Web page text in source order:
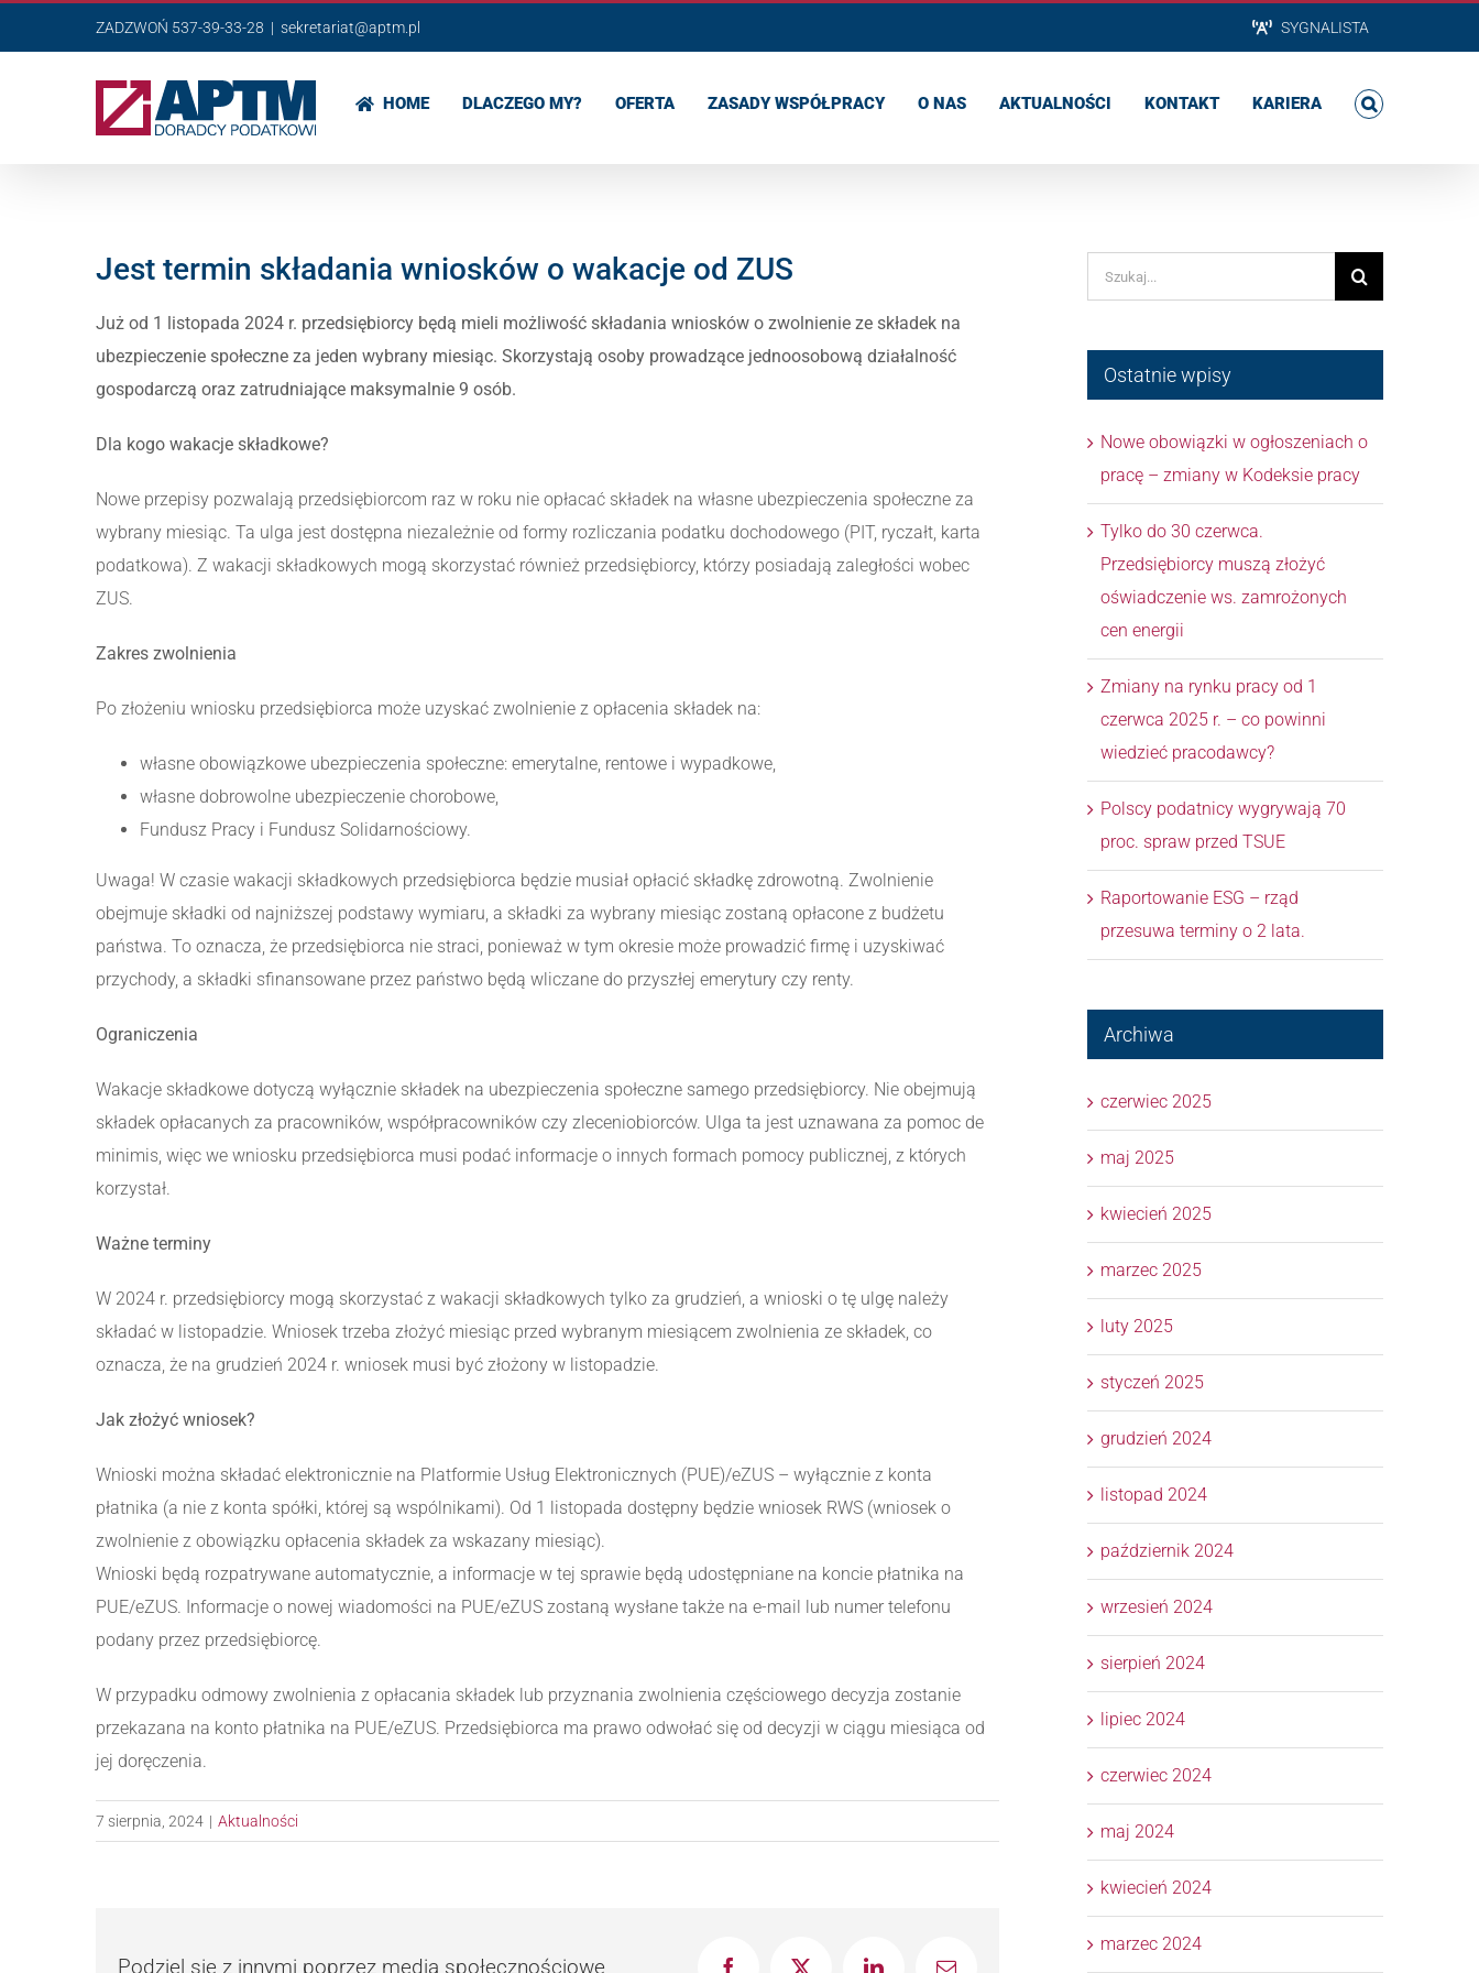
do
ZADZWOŃ 537-39-33-28 | sekretariat@aptm.pl SYGNALISTA
HOME DLACZEGO MY? OFERTA ZASADY WSPÓŁPRACY O NAS AKTUALNOŚCI KONTAKT KARIERA
Jest termin składania wniosków o wakacje od ZUS
Już od 1 listopada 2024 r. przedsiębiorcy będą mieli możliwość składania wniosków o zwolnienie ze składek na
ubezpieczenie społeczne za jeden wybrany miesiąc. Skorzystają osoby prowadzące jednoosobową działalność
gospodarczą oraz zatrudniające maksymalnie 9 osób.
Dla kogo wakacje składkowe?
Nowe przepisy pozwalają przedsiębiorcom raz w roku nie opłacać składek na własne ubezpieczenia społeczne za
wybrany miesiąc. Ta ulga jest dostępna niezależnie od formy rozliczania podatku dochodowego (PIT, ryczałt, karta
podatkowa). Z wakacji składkowych mogą skorzystać również przedsiębiorcy, którzy posiadają zaległości wobec
ZUS.
Zakres zwolnienia
Po złożeniu wniosku przedsiębiorca może uzyskać zwolnienie z opłacenia składek na:
własne obowiązkowe ubezpieczenia społeczne: emerytalne, rentowe i wypadkowe,
własne dobrowolne ubezpieczenie chorobowe,
Fundusz Pracy i Fundusz Solidarnościowy.
Uwaga! W czasie wakacji składkowych przedsiębiorca będzie musiał opłacić składkę zdrowotną. Zwolnienie
obejmuje składki od najniższej podstawy wymiaru, a składki za wybrany miesiąc zostaną opłacone z budżetu
państwa. To oznacza, że przedsiębiorca nie straci, ponieważ w tym okresie może prowadzić firmę i uzyskiwać
przychody, a składki sfinansowane przez państwo będą wliczane do przyszłej emerytury czy renty.
Ograniczenia
Wakacje składkowe dotyczą wyłącznie składek na ubezpieczenia społeczne samego przedsiębiorcy. Nie obejmują
składek opłacanych za pracowników, współpracowników czy zleceniobiorców. Ulga ta jest uznawana za pomoc de
minimis, więc we wniosku przedsiębiorca musi podać informacje o innych formach pomocy publicznej, z których
korzystał.
Ważne terminy
W 2024 r. przedsiębiorcy mogą skorzystać z wakacji składkowych tylko za grudzień, a wnioski o tę ulgę należy
składać w listopadzie. Wniosek trzeba złożyć miesiąc przed wybranym miesiącem zwolnienia ze składek, co
oznacza, że na grudzień 2024 r. wniosek musi być złożony w listopadzie.
Jak złożyć wniosek?
Wnioski można składać elektronicznie na Platformie Usług Elektronicznych (PUE)/eZUS – wyłącznie z konta
płatnika (a nie z konta spółki, której są wspólnikami). Od 1 listopada dostępny będzie wniosek RWS (wniosek o
zwolnienie z obowiązku opłacenia składek za wskazany miesiąc).
Wnioski będą rozpatrywane automatycznie, a informacje w tej sprawie będą udostępniane na koncie płatnika na
PUE/eZUS. Informacje o nowej wiadomości na PUE/eZUS zostaną wysłane także na e-mail lub numer telefonu
podany przez przedsiębiorcę.
W przypadku odmowy zwolnienia z opłacania składek lub przyznania zwolnienia częściowego decyzja zostanie
przekazana na konto płatnika na PUE/eZUS. Przedsiębiorca ma prawo odwołać się od decyzji w ciągu miesiąca od
jej doręczenia.
7 sierpnia, 2024 | Aktualności
Podziel się z innymi poprzez media społecznościowe
Szukaj
Ostatnie wpisy
Nowe obowiązki w ogłoszeniach o
pracę – zmiany w Kodeksie pracy
Tylko do 30 czerwca.
Przedsiębiorcy muszą złożyć
oświadczenie ws. zamrożonych
cen energii
Zmiany na rynku pracy od 1
czerwca 2025 r. – co powinni
wiedzieć pracodawcy?
Polscy podatnicy wygrywają 70
proc. spraw przed TSUE
Raportowanie ESG – rząd
przesuwa terminy o 2 lata.
Archiwa
czerwiec 2025
maj 2025
kwiecień 2025
marzec 2025
luty 2025
styczeń 2025
grudzień 2024
listopad 2024
październik 2024
wrzesień 2024
sierpień 2024
lipiec 2024
czerwiec 2024
maj 2024
kwiecień 2024
marzec 2024